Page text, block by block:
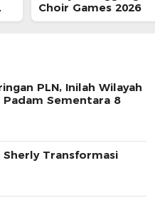
Choir Games 2026
PLN, Inilah Wilayah
Sementara 8
Sherly Transformasi